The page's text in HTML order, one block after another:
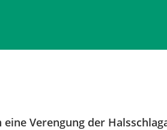
Verengung der